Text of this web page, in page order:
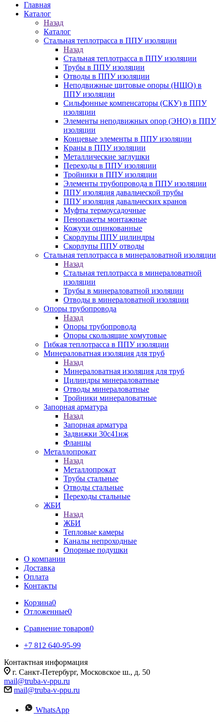
Главная
Каталог
Назад
Каталог
Стальная теплотрасса в ППУ изоляции
Назад
Стальная теплотрасса в ППУ изоляции
Трубы в ППУ изоляции
Отводы в ППУ изоляции
Неподвижные щитовые опоры (НЩО) в
ППУ изоляции
Cильфонные компенсаторы (СКУ) в ППУ
изоляции
Элементы неподвижных опор (ЭНО) в ППУ
изоляции
Концевые элементы в ППУ изоляции
Краны в ППУ изоляции
Металлические заглушки
Переходы в ППУ изоляции
Тройники в ППУ изоляции
Элементы трубопровода в ППУ изоляции
ППУ изоляция давальческой трубы
ППУ изоляция давальческих кранов
Муфты термоусадочные
Пенопакеты монтажные
Кожухи оцинкованные
Скорлупы ППУ цилиндры
Скорлупы ППУ отводы
Стальная теплотрасса в минераловатной изоляции
Назад
Стальная теплотрасса в минераловатной
изоляции
Трубы в минераловатной изоляции
Отводы в минераловатной изоляции
Опоры трубопровода
Назад
Опоры трубопровода
Опоры скользящие хомутовые
Гибкая теплотрасса в ППУ изоляции
Минераловатная изоляция для труб
Назад
Минераловатная изоляция для труб
Цилиндры минераловатные
Отводы минераловатные
Тройники минераловатные
Запорная арматура
Назад
Запорная арматура
Задвижки 30с41нж
Фланцы
Металлопрокат
Назад
Металлопрокат
Трубы стальные
Отводы стальные
Переходы стальные
ЖБИ
Назад
ЖБИ
Тепловые камеры
Каналы непроходные
Опорные подушки
О компании
Доставка
Оплата
Контакты
Корзина0
Отложенные0
Сравнение товаров0
+7 812 640-95-99
Контактная информация
г. Санкт-Петербург, Московское ш., д. 50
mail@truba-v-ppu.ru
mail@truba-v-ppu.ru
WhatsApp